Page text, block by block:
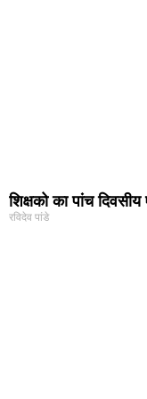
शिक्षको का पांच
रविदेव पांडे